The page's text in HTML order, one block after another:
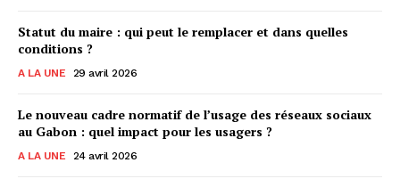
Statut du maire : qui peut le remplacer et dans quelles
conditions ?
A LA UNE 29 avril 2026
Le nouveau cadre normatif de l’usage des réseaux sociaux
au Gabon : quel impact pour les usagers ?
A LA UNE 24 avril 2026